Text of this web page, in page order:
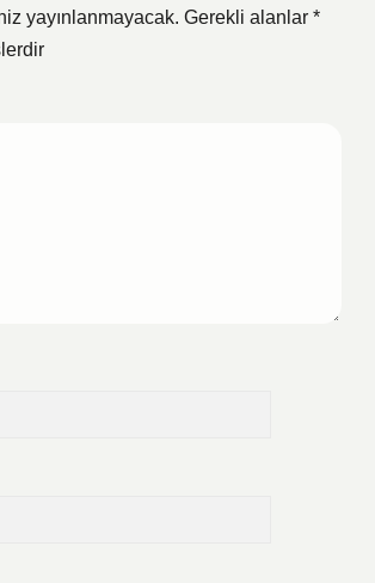
yayınlanmayacak. Gerekli alanlar *